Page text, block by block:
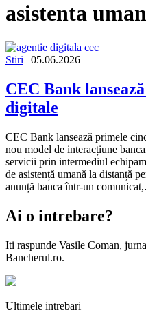
asistenta
Stiri | 05.06.2026
CEC Bank
digitale
CEC Bank lansează primele
nou model de interacțiune
servicii prin intermediul
de asistență umană la distanță
anunță banca într-un
Ai o intrebare?
Iti raspunde Vasile Coman,
Bancherul.ro.
Ultimele intrebari